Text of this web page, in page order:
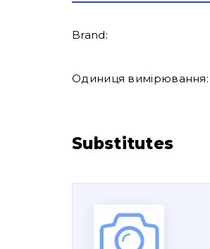
Brand:
Одиниця вимірювання:
Substitutes